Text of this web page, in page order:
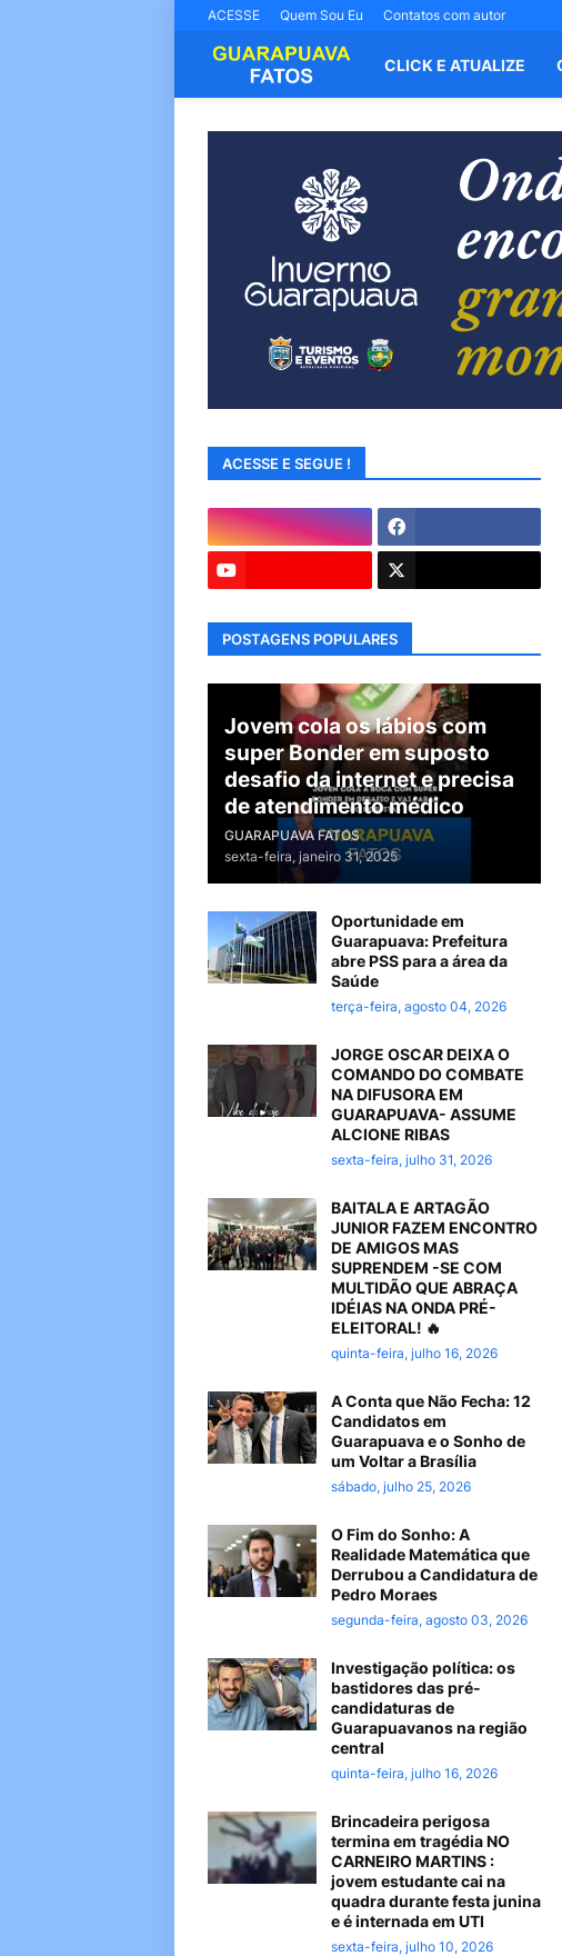
ACESSE Quem Sou Eu Contatos com autor
CLICK E ATUALIZE
ACESSE E SEGUE !
POSTAGENS POPULARES
Jovem cola os lábios com
super Bonder em suposto
desafio da internet e precisa
de atendimento médico
GUARAPUAVA FATOS
sexta-feira, janeiro 31, 2025
Oportunidade em
Guarapuava: Prefeitura
abre PSS para a área da
Saúde
terça-feira, agosto 04, 2026
JORGE OSCAR DEIXA O
COMANDO DO COMBATE
NA DIFUSORA EM
GUARAPUAVA- ASSUME
ALCIONE RIBAS
sexta-feira, julho 31, 2026
BAITALA E ARTAGÃO
JUNIOR FAZEM ENCONTRO
DE AMIGOS MAS
SUPRENDEM -SE COM
MULTIDÃO QUE ABRAÇA
IDÉIAS NA ONDA PRÉ-
ELEITORAL! 🔥
quinta-feira, julho 16, 2026
A Conta que Não Fecha: 12
Candidatos em
Guarapuava e o Sonho de
um Voltar a Brasília
sábado, julho 25, 2026
O Fim do Sonho: A
Realidade Matemática que
Derrubou a Candidatura de
Pedro Moraes
segunda-feira, agosto 03, 2026
Investigação política: os
bastidores das pré-
candidaturas de
Guarapuavanos na região
central
quinta-feira, julho 16, 2026
Brincadeira perigosa
termina em tragédia NO
CARNEIRO MARTINS :
jovem estudante cai na
quadra durante festa junina
e é internada em UTI
sexta-feira, julho 10, 2026